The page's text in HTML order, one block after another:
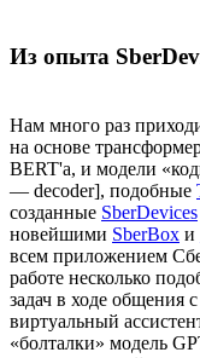
Из опыта
Нам много раз
на основе
BERT'а, и модели
— decoder], подобные
созданные SberDevices
новейшими SberBox и
всем приложением
работе несколько
задач в ходе общения
виртуальный
«болталки» модель